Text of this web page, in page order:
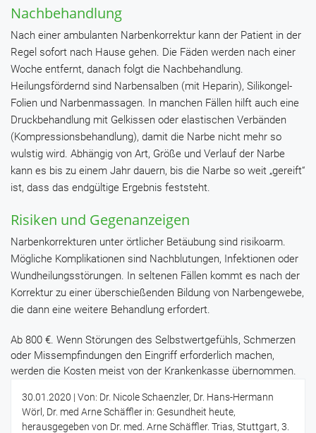
Nachbehandlung
Nach einer ambulanten Narbenkorrektur kann der Patient in der
Regel sofort nach Hause gehen. Die Fäden werden nach einer
Woche entfernt, danach folgt die Nachbehandlung.
Heilungsfördernd sind Narbensalben (mit Heparin), Silikongel-
Folien und Narbenmassagen. In manchen Fällen hilft auch eine
Druckbehandlung mit Gelkissen oder elastischen Verbänden
(Kompressionsbehandlung), damit die Narbe nicht mehr so
wulstig wird. Abhängig von Art, Größe und Verlauf der Narbe
kann es bis zu einem Jahr dauern, bis die Narbe so weit „gereift“
ist, dass das endgültige Ergebnis feststeht.
Risiken und Gegenanzeigen
Narbenkorrekturen unter örtlicher Betäubung sind risikoarm.
Mögliche Komplikationen sind Nachblutungen, Infektionen oder
Wundheilungsstörungen. In seltenen Fällen kommt es nach der
Korrektur zu einer überschießenden Bildung von Narbengewebe,
die dann eine weitere Behandlung erfordert.
Ab 800 €. Wenn Störungen des Selbstwertgefühls, Schmerzen
oder Missempfindungen den Eingriff erforderlich machen,
werden die Kosten meist von der Krankenkasse übernommen.
30.01.2020 | Von: Dr. Nicole Schaenzler, Dr. Hans-Hermann
Wörl, Dr. med Arne Schäffler in: Gesundheit heute,
herausgegeben von Dr. med. Arne Schäffler. Trias, Stuttgart, 3.